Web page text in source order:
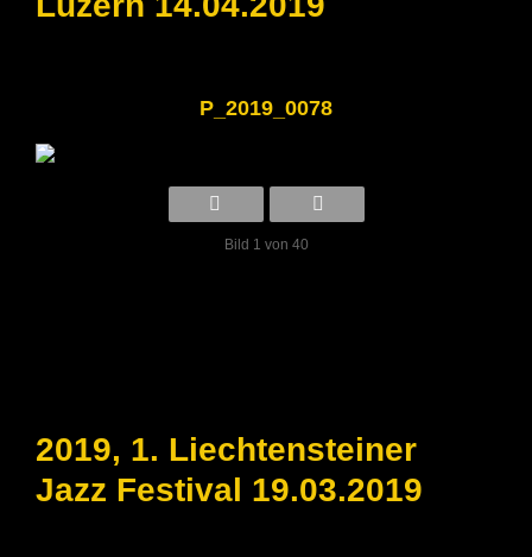
P_2019_0078
Bild 1 von 40
2019, 1. Liechtensteiner
Jazz Festival 19.03.2019